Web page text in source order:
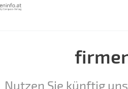
Nutzen Sie künftig